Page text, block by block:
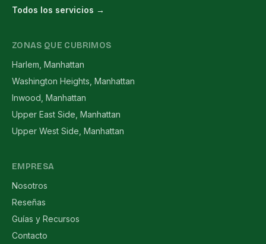
Todos los servicios →
ZONAS QUE CUBRIMOS
Harlem, Manhattan
Washington Heights, Manhattan
Inwood, Manhattan
Upper East Side, Manhattan
Upper West Side, Manhattan
EMPRESA
Nosotros
Reseñas
Guías y Recursos
Contacto